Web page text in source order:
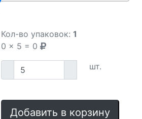
Кол-во упаковок: 1
0 x 5 = 0
шт.
Добавить в корзину